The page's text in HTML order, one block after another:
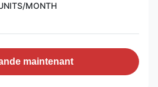
MONTH
maintenant